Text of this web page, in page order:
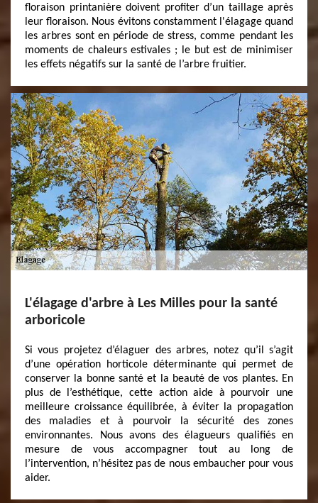
floraison printanière doivent profiter d’un taillage après
leur floraison. Nous évitons constamment l'élagage quand
les arbres sont en période de stress, comme pendant les
moments de chaleurs estivales ; le but est de minimiser
les effets négatifs sur la santé de l’arbre fruitier.
L'élagage d'arbre à Les Milles pour la santé
arboricole
Si vous projetez d’élaguer des arbres, notez qu’il s’agit
d’une opération horticole déterminante qui permet de
conserver la bonne santé et la beauté de vos plantes. En
plus de l’esthétique, cette action aide à pourvoir une
meilleure croissance équilibrée, à éviter la propagation
des maladies et à pourvoir la sécurité des zones
environnantes. Nous avons des élagueurs qualifiés en
mesure de vous accompagner tout au long de
l’intervention, n’hésitez pas de nous embaucher pour vous
aider.